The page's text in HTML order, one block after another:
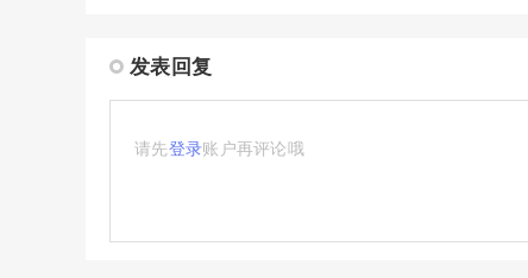
发表回复
请先登录账户再评论哦